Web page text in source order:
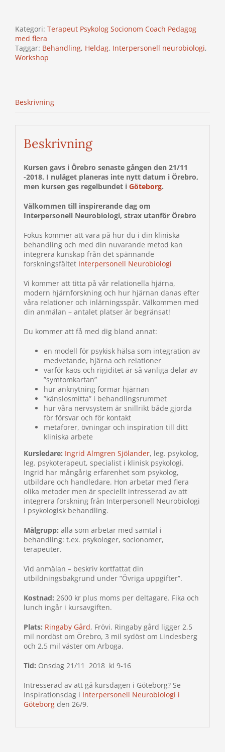
21
november
2018
mängd
Kategori: Terapeut Psykolog Socionom Coach Pedagog
med flera
Taggar: Behandling, Heldag, Interpersonell neurobiologi,
Workshop
Beskrivning
Beskrivning
Kursen gavs i Örebro senaste gången den 21/11
-2018. I nuläget planeras inte nytt datum i Örebro,
men kursen ges regelbundet i Göteborg.
Välkommen till inspirerande dag om
Interpersonell Neurobiologi, strax utanför Örebro
Fokus kommer att vara på hur du i din kliniska
behandling och med din nuvarande metod kan
integrera kunskap från det spännande
forskningsfältet Interpersonell Neurobiologi
Vi kommer att titta på vår relationella hjärna,
modern hjärnforskning och hur hjärnan danas efter
våra relationer och inlärningsspår. Välkommen med
din anmälan – antalet platser är begränsat!
Du kommer att få med dig bland annat:
en modell för psykisk hälsa som integration av
medvetande, hjärna och relationer
varför kaos och rigiditet är så vanliga delar av
”symtomkartan”
hur anknytning formar hjärnan
”känslosmitta” i behandlingsrummet
hur våra nervsystem är snillrikt både gjorda
för försvar och för kontakt
metaforer, övningar och inspiration till ditt
kliniska arbete
Kursledare: Ingrid Almgren Sjölander, leg. psykolog,
leg. psykoterapeut, specialist i klinisk psykologi.
Ingrid har mångårig erfarenhet som psykolog,
utbildare och handledare. Hon arbetar med flera
olika metoder men är speciellt intresserad av att
integrera forskning från Interpersonell Neurobiologi
i psykologisk behandling.
Målgrupp: alla som arbetar med samtal i
behandling: t.ex. psykologer, socionomer,
terapeuter.
Vid anmälan – beskriv kortfattat din
utbildningsbakgrund under ”Övriga uppgifter”.
Kostnad: 2600 kr plus moms per deltagare. Fika och
lunch ingår i kursavgiften.
Plats: Ringaby Gård, Frövi. Ringaby gård ligger 2,5
mil nordöst om Örebro, 3 mil sydöst om Lindesberg
och 2,5 mil väster om Arboga.
Tid: Onsdag 21/11 2018 kl 9-16
Intresserad av att gå kursdagen i Göteborg? Se
Inspirationsdag i Interpersonell Neurobiologi i
Göteborgden 26/9.